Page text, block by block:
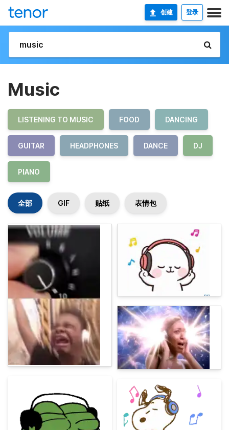
创建 登录
Music
LISTENING TO MUSIC FOOD DANCING
GUITAR HEADPHONES DANCE DJ
PIANO
全部 GIF 贴纸 表情包